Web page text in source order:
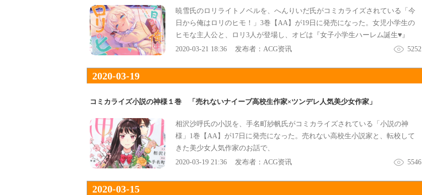
暁雪氏のロリライトノベルを、へんりいだ氏がコミカライズされている「今
日から俺はロリのヒモ！」3巻【AA】が19日に発売になった。女児小学生の
ヒモな主人公と、ロリ3人が登場し、オビは『女子小学生ハーレム誕生♥』
で、コミックス情報は『ロリ三人組によるヒモ争奪戦が勃発！』などなど。
2020-03-21 18:36 发布者： ACG资讯 5252
2020-03-19
コミカライズ小説の神様１巻 「売れないナイーブ高校生作家×ツンデレ人気美少女作家」
相沢沙呼氏の小説を、手名町紗帆氏がコミカライズされている「小説の神
様」1巻【AA】が17日に発売になった。売れない高校生小説家と、転校して
きた美少女人気作家のお話で、
2020-03-19 21:36 发布者： ACG资讯 5546
2020-03-15